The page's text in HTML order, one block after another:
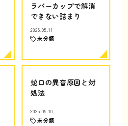
ラバーカップで解消
できない詰まり
2025.05.11
未分類
蛇口の異音原因と対
処法
2025.05.10
未分類